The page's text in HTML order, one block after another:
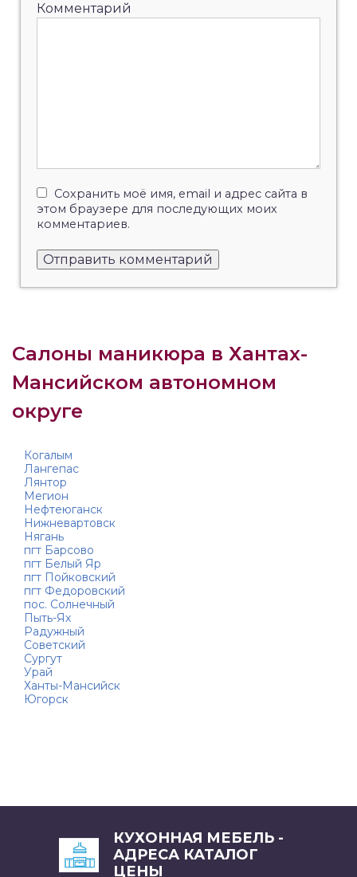
Комментарий
Сохранить моё имя, email и адрес сайта в
этом браузере для последующих моих
комментариев.
Салоны маникюра в Хантах-
Мансийском автономном
округе
Когалым
Лангепас
Лянтор
Мегион
Нефтеюганск
Нижневартовск
Нягань
пгт Барсово
пгт Белый Яр
пгт Пойковский
пгт Федоровский
пос. Солнечный
Пыть-Ях
Радужный
Советский
Сургут
Урай
Ханты-Мансийск
Югорск
КУХОННАЯ МЕБЕЛЬ -
АДРЕСА КАТАЛОГ
ЦЕНЫ